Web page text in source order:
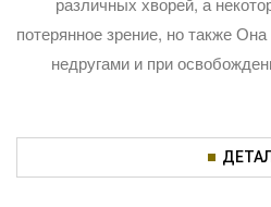
потерянное зрение, но также
недругами и при